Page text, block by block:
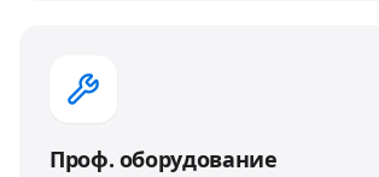
Проф. оборудование